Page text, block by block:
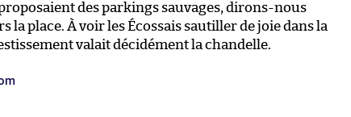
des parkings sauvages, dirons-nous
place. À voir les Écossais sautiller de joie dans la
valait décidément la chandelle.